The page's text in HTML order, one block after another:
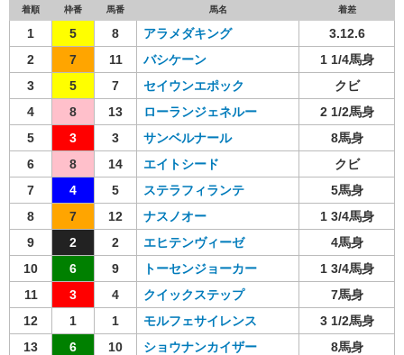
着順 枠番 馬番 馬名 着差
1 5 8 アラメダキング
3.12.6
2
7 11 バシケーン
1 1/4馬身
3
5 7 セイウンエポック
クビ
4
8 13 ローランジェネルー
2 1/2馬身
5
3 3 サンベルナール
8馬身
6
8 14 エイトシード
クビ
7
4 5 ステラフィランテ
5馬身
8
7 12 ナスノオー
1 3/4馬身
9
2 2 エヒテンヴィーゼ
4馬身
10
6 9 トーセンジョーカー
1 3/4馬身
11
3 4 クイックステップ
7馬身
12
1 1 モルフェサイレンス
3 1/2馬身
13
6 10 ショウナンカイザー
8馬身